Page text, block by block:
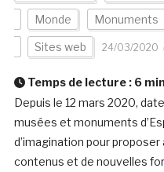
Monde Monuments
Sites web 24/03/2020
Temps de lecture : 6 min
Depuis le 12 mars 2020,
musées et monuments
d’imagination pour
contenus et de nouvelles